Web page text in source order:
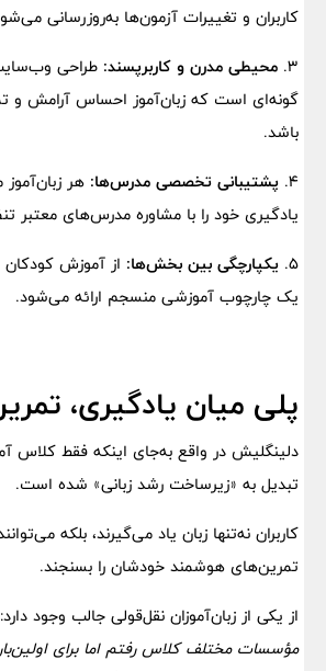
کاربران و تغییرات آزمون‌ها به‌روزرسانی
3. محیطی مدرن و کاربرپسند: طراحی
گونه‌ای است که زبان‌آموز احساس آرامش و
باشد.
4. پشتیبانی تخصصی مدرس‌ها: هر
یادگیری خود را با مشاوره مدرس‌های معتبر
5. یکپارچگی بین بخش‌ها: از آموزش
یک چارچوب آموزشی منسجم ارائه می‌شود.
پلی میان یادگیری،
دلینگلیش در واقع به‌جای اینکه فقط کلاس
تبدیل به «زیرساخت رشد زبانی» شده است.
کاربران نه‌تنها زبان یاد می‌گیرند، بلکه
تمرین‌های هوشمند خودشان را بسنجند.
از یکی از زبان‌آموزان نقل‌قولی جالب وجود دارد:
مؤسسات مختلف کلاس رفتم اما برای